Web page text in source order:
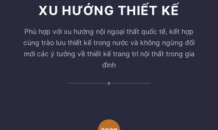
XU HƯỚNG THIẾT KẾ
Phù hợp với xu hướng nội ngoại thất quốc tế, kết hợp
cùng trào lưu thiết kế trong nước và không ngừng đổi
mới các ý tưởng về thiết kế trang trí nội thất trong gia
đình
✦